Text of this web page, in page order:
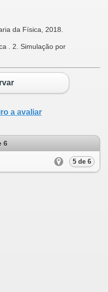
da Física, 2018.
. 2. Simulação por
a avaliar
6
5 de 6
to expand contents